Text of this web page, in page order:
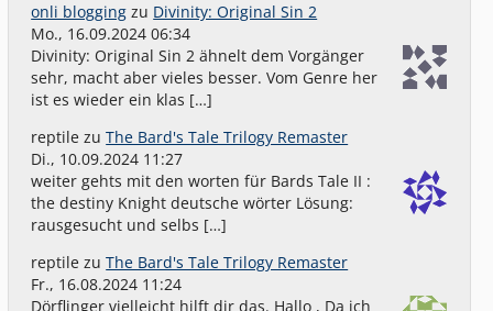
onli blogging zu Divinity: Original Sin 2
Mo., 16.09.2024 06:34
Divinity: Original Sin 2 ähnelt dem Vorgänger
sehr, macht aber vieles besser. Vom Genre her
ist es wieder ein klas […]
reptile zuThe Bard's Tale Trilogy Remaster
Di., 10.09.2024 11:27
weiter gehts mit den worten für Bards Tale II :
the destiny Knight deutsche wörter Lösung:
rausgesucht und selbs […]
reptile zuThe Bard's Tale Trilogy Remaster
Fr., 16.08.2024 11:24
Dörflinger vielleicht hilft dir das. Hallo , Da ich